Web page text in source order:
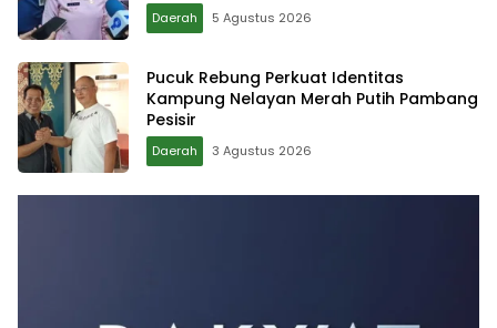
Daerah 5 Agustus 2026
Pucuk Rebung Perkuat Identitas
Kampung Nelayan Merah Putih Pambang
Pesisir
Daerah 3 Agustus 2026